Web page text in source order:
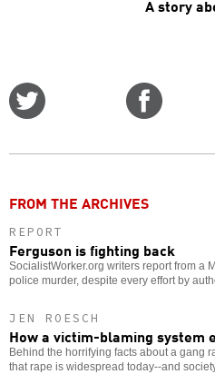
A story
FROM THE ARCHIVES
REPORT
Ferguson is fighting back
SocialistWorker.org writers report from a
police murder, despite every effort by
JEN ROESCH
How a victim-blaming system
Behind the horrifying facts about a gang
that rape is widespread today--and